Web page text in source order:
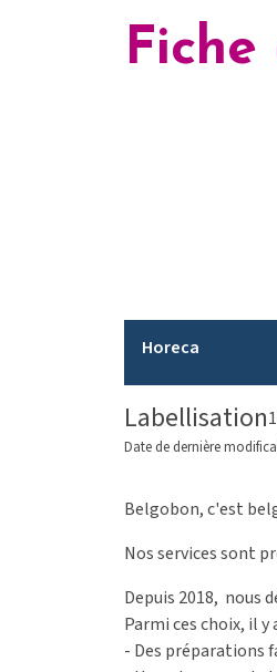
Horeca
Labellisation
Date de dernière
Belgobon, c'est
Nos services sont
Depuis 2018, nous
Parmi ces choix, il y
- Des préparations